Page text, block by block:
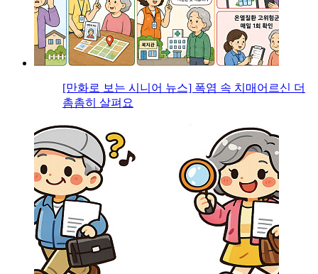
[만화로 보는 시니어 뉴스] 폭염 속 치매어르신 더
촘촘히 살펴요